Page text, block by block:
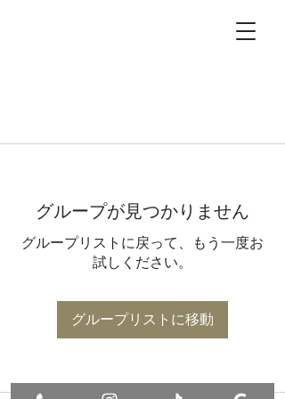
グループが見つかりません
グループリストに戻って、もう一度お
試しください。
グループリストに移動